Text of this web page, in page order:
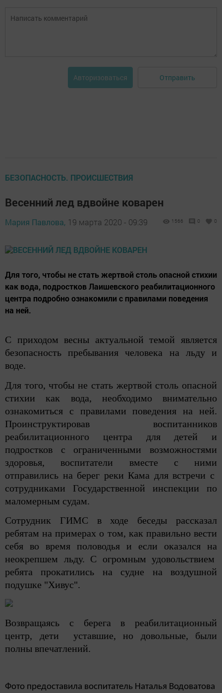
Авторизоваться Отправить
БЕЗОПАСНОСТЬ. ПРОИСШЕСТВИЯ
Весенний лед вдвойне коварен
Мария Павлова, 19 марта 2020 - 09:39 1566 0 0
Для того, чтобы не стать жертвой столь опасной стихии
как вода, подростков Лаишевского реабилитационного
центра подробно ознакомили с правилами поведения
на ней.
С приходом весны актуальной темой является
безопасность пребывания человека на льду и
воде.
Для того, чтобы не стать жертвой столь опасной
стихии как вода, необходимо внимательно
ознакомиться с правилами поведения на ней.
Проинструктировав воспитанников
реабилитационного центра для детей и
подростков с ограниченными возможностями
здоровья, воспитатели вместе с ними
отправились на берег реки Кама для встречи с
сотрудниками Государственной инспекции по
маломерным судам.
Сотрудник ГИМС в ходе беседы рассказал
ребятам на примерах о том, как правильно вести
себя во время половодья и если оказался на
неокрепшем льду. С огромным удовольствием
ребята прокатились на судне на воздушной
подушке "Хивус".
Возвращаясь с берега в реабилитационный
центр, дети уставшие, но довольные, были
полны впечатлений.
Фото предоставила воспитатель Наталья Водоватова